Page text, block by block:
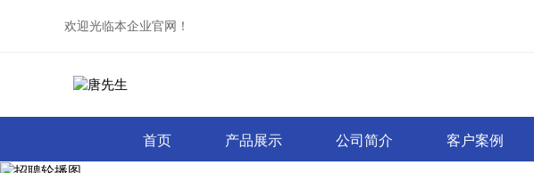
欢迎光临本企业官网！
首页 产品展示 公司简介 客户案例